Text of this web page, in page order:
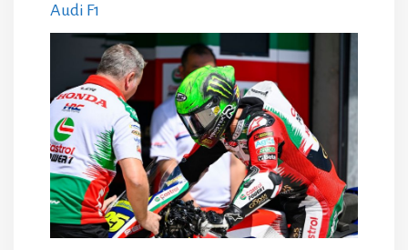
Audi F1